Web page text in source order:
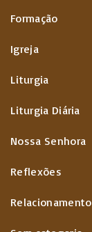
Formação
Igreja
Liturgia
Liturgia Diária
Nossa Senhora
Reflexões
Relacionamento